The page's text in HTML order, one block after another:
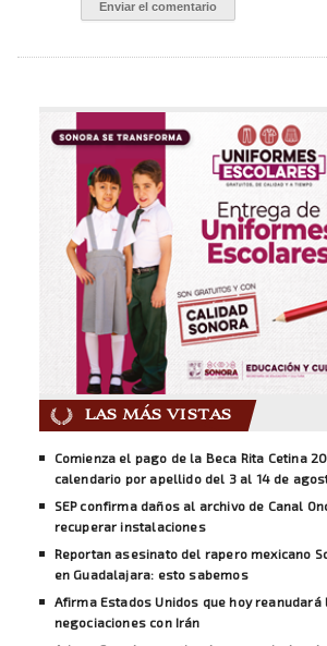
LAS MÁS VISTAS
Comienza el pago de la Beca Rita Cetina
calendario por apellido del 3 al 14 de
SEP confirma daños al archivo de Canal
recuperar instalaciones
Reportan asesinato del rapero mexicano
en Guadalajara: esto sabemos
Afirma Estados Unidos que hoy reanudará
negociaciones con Irán